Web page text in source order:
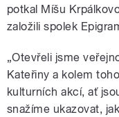
potkal Míšu
založili spolek
„Otevřeli jsme
Kateřiny a kolem
kulturních akcí, ať
snažíme ukazovat,